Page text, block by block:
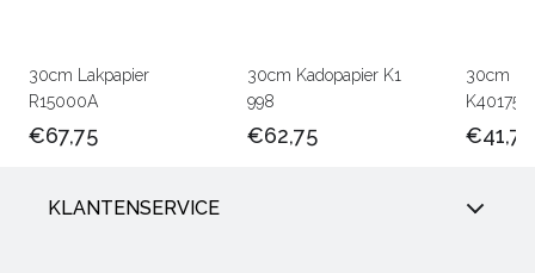
30cm Lakpapier
R15000A
€67,75
30cm Kadopapier K1
998
€62,75
30cm
€41,75
KLANTENSERVICE